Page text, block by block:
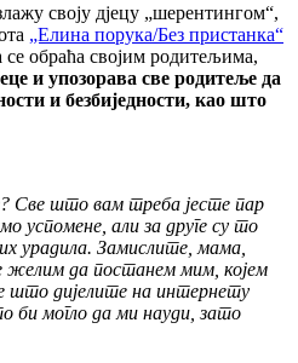
своју дјецу „шерентингом“,
„Елина порука/Без пристанка“
се обраћа својим родитељима,
и упозорава све родитеље да
и безбиједности, као што
? Све што вам треба јесте пар
успомене али за друге су то
урадила. Замислите мама
желим да постанем мим којем
што дијелите на интернету
би могло да ми науди ,зато